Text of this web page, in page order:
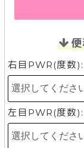
右目PWR(度数):
左目PWR(度数):